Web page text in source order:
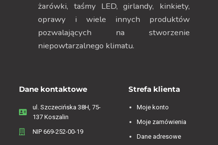
żarówki, taśmy LED, girlandy, kinkiety,
oprawy i wiele innych produktów
pozwalających na stworzenie
niepowtarzalnego klimatu.
Dane kontaktowe
ul. Szczecińska 38H, 75-
137 Koszalin
NIP 669-252-00-19
Strefa klienta
Moje konto
Moje zamówienia
Dane adresowe